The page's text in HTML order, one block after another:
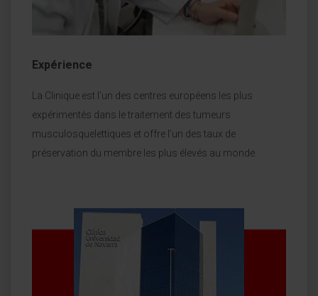
Expérience
La Clinique est l’un des centres européens les plus
expérimentés dans le traitement des tumeurs
musculosquelettiques et offre l’un des taux de
préservation du membre les plus élevés au monde.